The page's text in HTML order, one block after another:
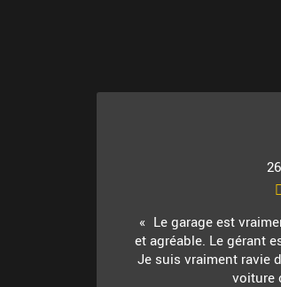
Le garage est
et agréable. Le gérant
Je suis vraiment ravie
voiture